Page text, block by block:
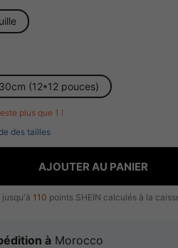
(12*12 pouces)
plus que 1 !
des tailles
AJOUTER AU PANIER
jusqu'à 110 points SHEIN calculés à la
à Morocco